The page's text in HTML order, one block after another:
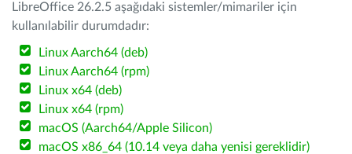
LibreOffice 26.2.5 aşağıdaki sistemler/mimariler için
kullanılabilir durumdadır:
Linux Aarch64 (deb)
Linux Aarch64 (rpm)
Linux x64 (deb)
Linux x64 (rpm)
macOS (Aarch64/Apple Silicon)
macOS x86_64 (10.14 veya daha yenisi gereklidir)